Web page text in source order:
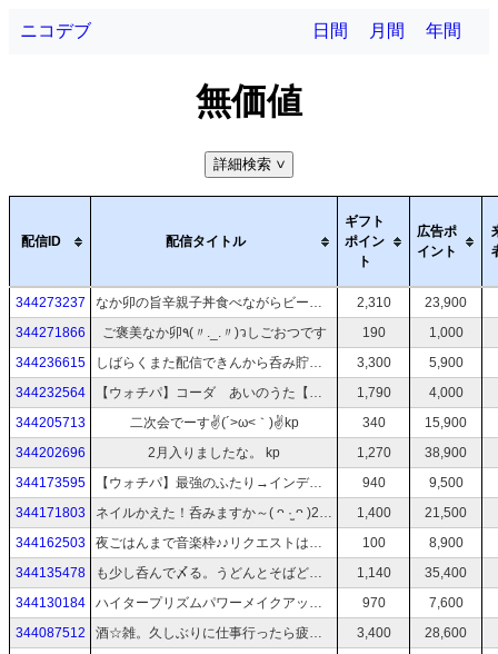
ニコデブ 日間 月間 年間
無価値
詳細検索 >
配信ID 配信タイトル
ギフト
ポイン
ト
広告ポ
イント
344273237 なか卯の旨辛親子丼食べながらビールぐびる(๑・﹃・｀๑) 2,310
23,900
344271866
ご褒美なか卯٩(〃._.〃)วしごおつです 190
1,000
344236615
しばらくまた配信できんから呑み貯蓄～҉*\( * ॑˘ ॑* )@ 3,300
5,900
344232564
【ウォチパ】コーダ あいのうた【ｋｐ】 1,790
4,000
344205713
二次会でーす✌(´>ω<｀)✌kp 340
15,900
344202696
2月入りましたな。 kp 1,270
38,900
344173595
【ウォチパ】最強のふたり→インディ・ジョーンズⅡ【お酒kp】 940
9,500
344171803
ネイルかえた！呑みますか～( ᴖ ·̫ ᴖ )20時頃からウォチパ！ 1,400
21,500
344162503
夜ごはんまで音楽枠♪♪リクエストはコミュ掲示板に｡·͜·｡概要欄にコミュURL 100
8,900
344135478
も少し呑んで〆る。うどんとそばどっちがいいかな 1,140
35,400
344130184
ハイタープリズムパワーメイクアップ このあとお酒飲みます 970
7,600
344087512
酒‪☆雑。久しぶりに仕事行ったら疲れた。 3,400
28,600